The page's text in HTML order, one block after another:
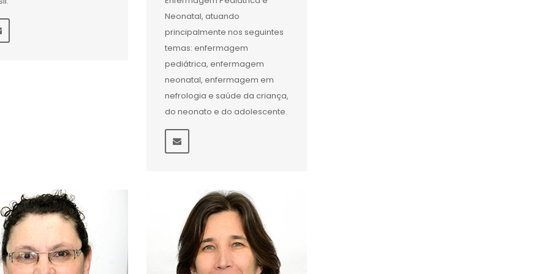
Neonatal, atuando
principalmente nos seguintes
temas: enfermagem
pediátrica, enfermagem
neonatal, enfermagem em
nefrologia e saúde da criança,
do neonato e do adolescente.